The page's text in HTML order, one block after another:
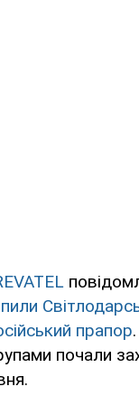
прапор
почали